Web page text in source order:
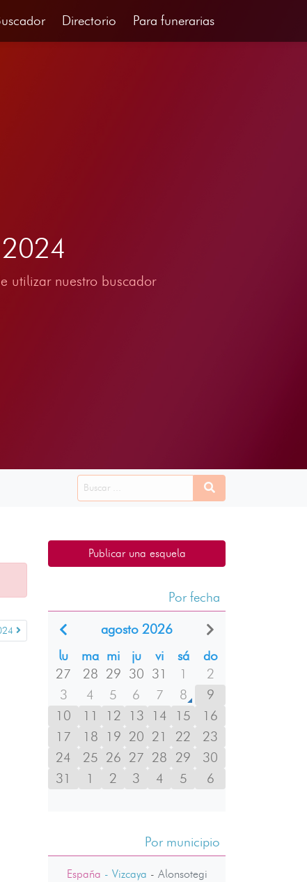
Directorio Para funerarias
utilizar nuestro buscador
Publicar una esquela
Por fecha
agosto 2026
lu
ma mi ju vi sá
do
27
28 29 30 31 1
2
3
4 5 6 7 8
9
10
11 12 13 14 15
16
17
18 19 20 21 22
23
24
25 26 27 28 29
30
31
1 2 3 4 5 6
Por municipio
España - Vizcaya - Alonsotegi